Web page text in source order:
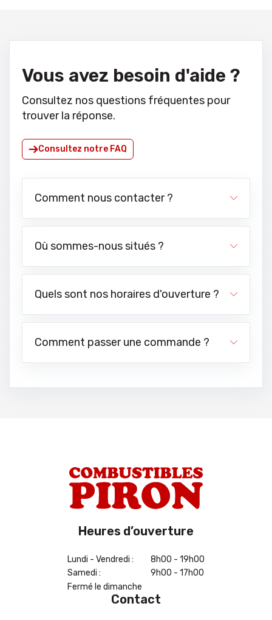
Vous avez besoin d'aide ?
Consultez nos questions fréquentes pour
trouver la réponse.
Consultez notre FAQ
Comment nous contacter ?
Où sommes-nous situés ?
Quels sont nos horaires d'ouverture ?
Comment passer une commande ?
Heures d’ouverture
Lundi - Vendredi :
8h00 - 19h00
Samedi :
9h00 - 17h00
Fermé le dimanche
Contact